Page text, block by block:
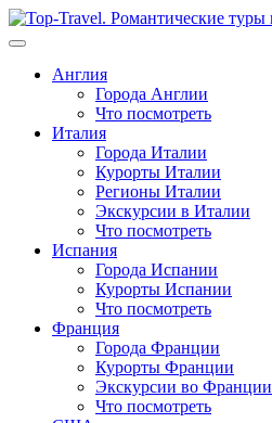
Перейти
к
Англия
Города Англии
Что посмотреть
Италия
Города Италии
Курорты Италии
Регионы Италии
Экскурсии в Италии
Что посмотреть
Испания
Города Испании
Курорты Испании
Что посмотреть
Франция
Города Франции
Курорты Франции
Экскурсии во Франции
Что посмотреть